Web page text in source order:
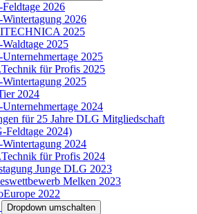
2026
2026
2025
2025
2025
für Profis 2025
2025
2024
2024
für 25 Jahre DLG Mitgliedschaft
Feldtage 2024)
2024
für Profis 2024
Junge DLG 2023
Melken 2023
2022
Dropdown umschalten